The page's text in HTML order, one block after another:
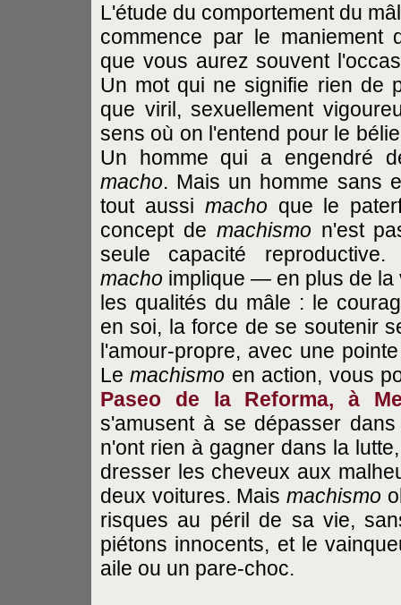
L'étude du comportement du
commence par le
que vous aurez souvent
Un mot qui ne signifie rien de
que viril, sexuellement
sens où on l'entend pour le
Un homme qui a engendré
macho. Mais un homme sans
tout aussi macho que le
concept de machismo n'est
seule capacité
macho implique — en plus de
les qualités du mâle : le
en soi, la force de se soutenir
l'amour-propre, avec une
Lemachismo en action, vous
Paseo de la Reforma, à
s'amusent à se dépasser
n'ont rien à gagner dans la
dresser les cheveux aux
deux voitures. Maismachismo
risques au péril de sa vie,
piétons innocents, et le
aile ou un pare-choc.